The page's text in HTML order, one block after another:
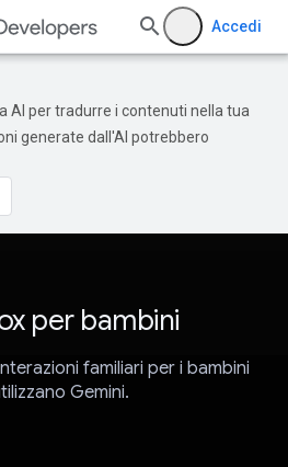
Accedi
AI per tradurre i contenuti nella tua
generate dall'AI potrebbero
per bambini
familiari per i bambini
Gemini.